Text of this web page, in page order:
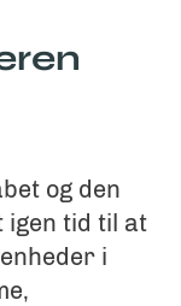
og den
igen tid til at
i